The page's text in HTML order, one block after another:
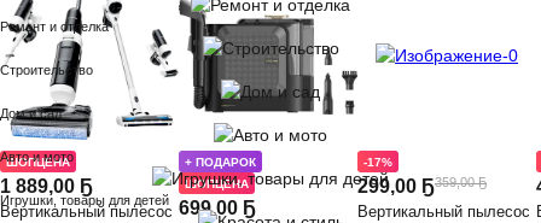
Ремонт и отделка
Строительство
Дом и сад
Авто и мото
Игрушки, товары для детей
ШОПЦЕНА
1 889,00 Ҕ
Вертикальный пылесос
+ ПОДАРОК
ШОПЦЕНА
699,00 Ҕ
-17%
299,00 Ҕ359,00 Ҕ
Вертикальный пылесос